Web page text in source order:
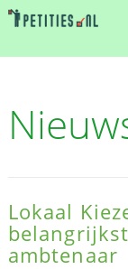
Lokaal
ambtenaar